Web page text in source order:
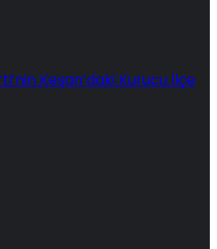
Keşan’daki Kurucu İlçe